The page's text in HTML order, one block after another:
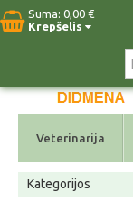
Suma: 0,00 €
Krepšelis
Veterinarija
Kategorijos